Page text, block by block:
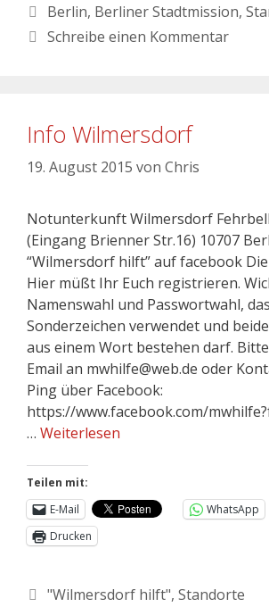
Berlin, Berliner Stadtmission,
Schreibe einen Kommentar
Info Wilmersdorf
19. August 2015 von Chris
Notunterkunft Wilmersdorf
(Eingang Brienner Str.16) 10707
“Wilmersdorf hilft” auf facebook
Hier müßt Ihr Euch registrieren.
Namenswahl und Passwortwahl,
Sonderzeichen verwendet und
aus einem Wort bestehen darf.
Email an mwhilfe@web.de oder
Ping über Facebook:
https://www.facebook.com/
… Weiterlesen
Teilen mit:
E-Mail
WhatsApp
Drucken
"Wilmersdorf hilft", Standorte